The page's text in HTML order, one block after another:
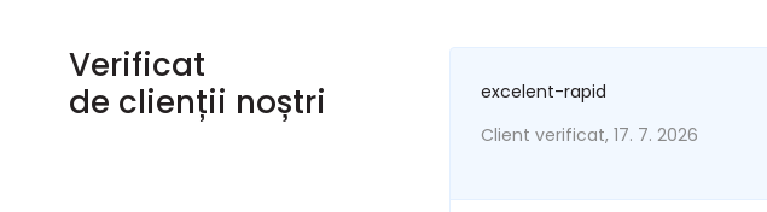
Verificat
de clienții noștri
excelent-rapid
Client verificat, 17. 7. 2026